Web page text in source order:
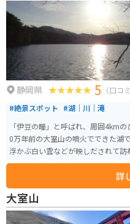
静岡県 5 （口コ
#絶景スポット #湖｜川｜滝
「伊豆の瞳」と呼ばれ、周囲4km
0万年前の大室山の噴火でできた湖
浮かぶ白い雲などが映しだされて訪れる人々
ズンは真っ赤に染まった樹木が美
見ることができ、チョウジソウの
います。四季折々に違った景色が
が訪れます。 バス釣りでも有名です。近隣にはおしゃれなカフェもあり、ゆ
っくりと過ごせます。無料駐車場が
詳
大室山